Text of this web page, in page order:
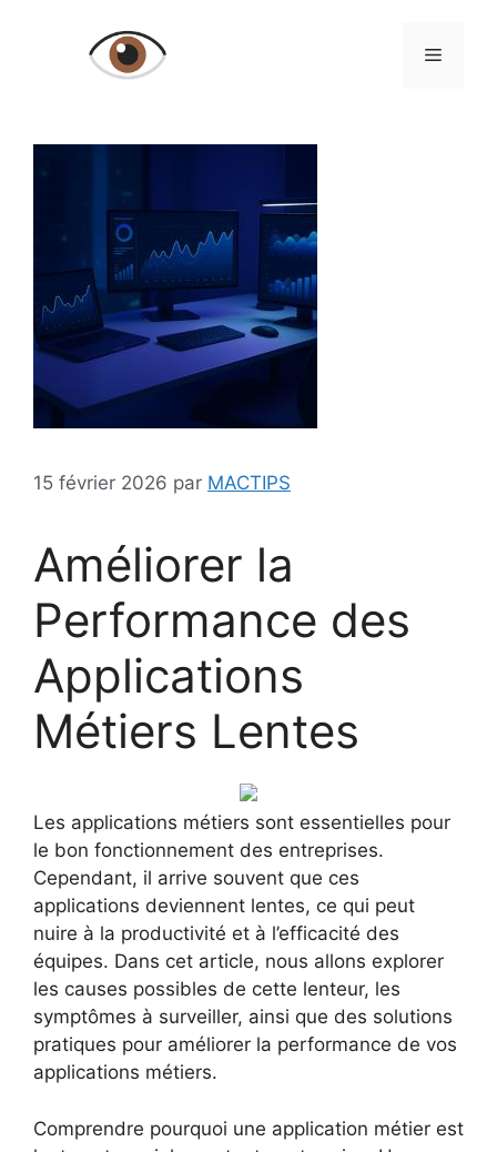
Menu
15 février 2026 par MACTIPS
Améliorer la
Performance des
Applications
Métiers Lentes
Les applications métiers sont essentielles pour
le bon fonctionnement des entreprises.
Cependant, il arrive souvent que ces
applications deviennent lentes, ce qui peut
nuire à la productivité et à l’efficacité des
équipes. Dans cet article, nous allons explorer
les causes possibles de cette lenteur, les
symptômes à surveiller, ainsi que des solutions
pratiques pour améliorer la performance de vos
applications métiers.
Comprendre pourquoi une application métier est